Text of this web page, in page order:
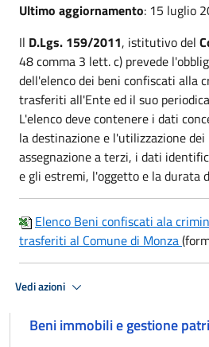
Ultimo aggiornamento: 15 luglio
Il D.Lgs. 159/2011, istitutivo del
48 comma 3 lett. c) prevede
dell'elenco dei beni confiscati alla
trasferiti all'Ente ed il suo
L'elenco deve contenere i dati
la destinazione e l'utilizzazione
assegnazione a terzi, i dati
e gli estremi, l'oggetto e la durata
Elenco Beni confiscati ala
trasferiti al Comune di Monza
Vedi azioni
Beni immobili e gestione